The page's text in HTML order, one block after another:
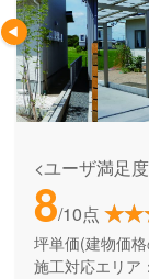
<ユーザ満足
8/10点
坪単価(建物価格
施工対応エリア：